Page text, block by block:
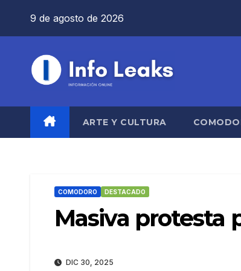
9 de agosto de 2026
ARTE Y CULTURA
COMODORO DESTACADO
Masiva protesta
DIC 30, 2025